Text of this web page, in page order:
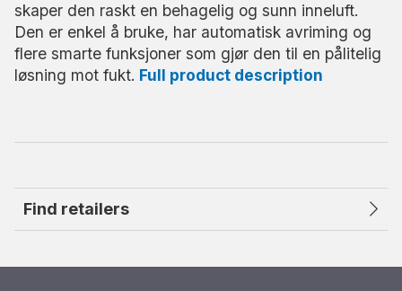
skaper den raskt en behagelig og sunn inneluft.
Den er enkel å bruke, har automatisk avriming og
flere smarte funksjoner som gjør den til en pålitelig
løsning mot fukt. Full product description
Find retailers